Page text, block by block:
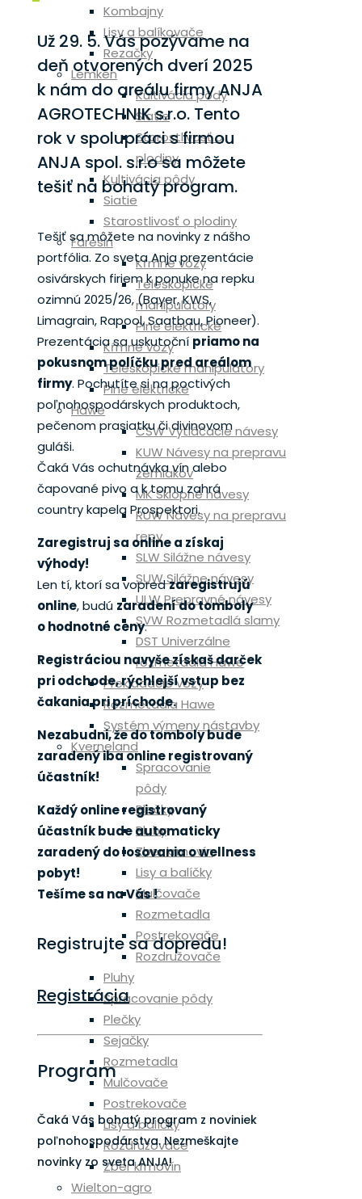
Kombajny
Lisy a balíkovače
Rezačky
Lemken
Kultivácia pôdy
Siatie
Starostlivosť o
plodiny
Kultivácia pôdy
Siatie
Starostlivosť o plodiny
Faresin
Kŕmne vozy
Teleskopické
manipulátory
Plne elektrické
Kŕmne vozy
Teleskopické manipulátory
Plne elektrické
Hawe
CSW Vytláčacie návesy
KUW Návesy na prepravu
zemiakov
MK Sklopné návesy
RUW Návesy na prepravu
repy
SLW Silážne návesy
SUW Silážne návesy
ULW Prepravné návesy
SVW Rozmetadlá slamy
DST Univerzálne
rozmetadla Hawe
Prekladacie vozy
Rozmetadla Hawe
Systém výmeny nástavby
Kverneland
Spracovanie
pôdy
Plečky
Pluhy
Zber krmovín
Lisy a balíčky
Mulčovače
Rozmetadla
Postrekovače
Rozdružovače
Pluhy
Spracovanie pôdy
Plečky
Sejačky
Rozmetadla
Mulčovače
Postrekovače
Lisy a balíčky
Rozdružovače
Zber krmovín
Wielton-agro
Už 29. 5. Vás pozývame na
deň otvorených dverí 2025
k nám do areálu firmy ANJA
AGROTECHNIK s.r.o. Tento
rok v spolupráci s firmou
ANJA spol. s.r.o sa môžete
tešiť na bohatý program.
Tešiť sa môžete na novinky z nášho
portfólia. Zo sveta Anja prezentácie
osivárskych firiem k ponuke na repku
ozimnú 2025/26, (Bayer, KWS,
Limagrain, Rapool, Saatbau, Pioneer).
Prezentácia sa uskutoční priamo na
pokusnom políčku pred areálom
firmy. Pochutíte si na poctivých
poľnohospodárskych produktoch,
pečenom prasiatku či divinovom
guláši.
Čaká Vás ochutnávka vín alebo
čapované pivo a k tomu zahrá
country kapela Prospektori.
Zaregistruj sa online a získaj
výhody!
Len tí, ktorí sa vopredzaregistrujú
online, budú zaradení do tomboly
o hodnotné ceny.
Registráciou navyše získaš darček
pri odchode, rýchlejší vstup bez
čakania pri príchode.
Nezabudni, že do tomboly bude
zaradený iba online registrovaný
účastník!
Každý online registrovaný
účastník bude automaticky
zaradený do losovania o wellness
pobyt!
Tešíme sa na Vás !
Registrujte sa dopredu!
Registrácia
Program
Čaká Vás bohatý program z noviniek
poľnohospodárstva. Nezmeškajte
novinky zo sveta ANJA!